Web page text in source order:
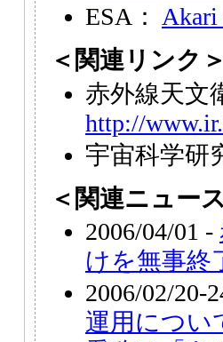
ESA： Akari
＜関連リンク＞
赤外線天文
http://
宇宙科学研
＜関連ニュー
2006/04/01 -
けを無事終
2006/02/20-
運用につい